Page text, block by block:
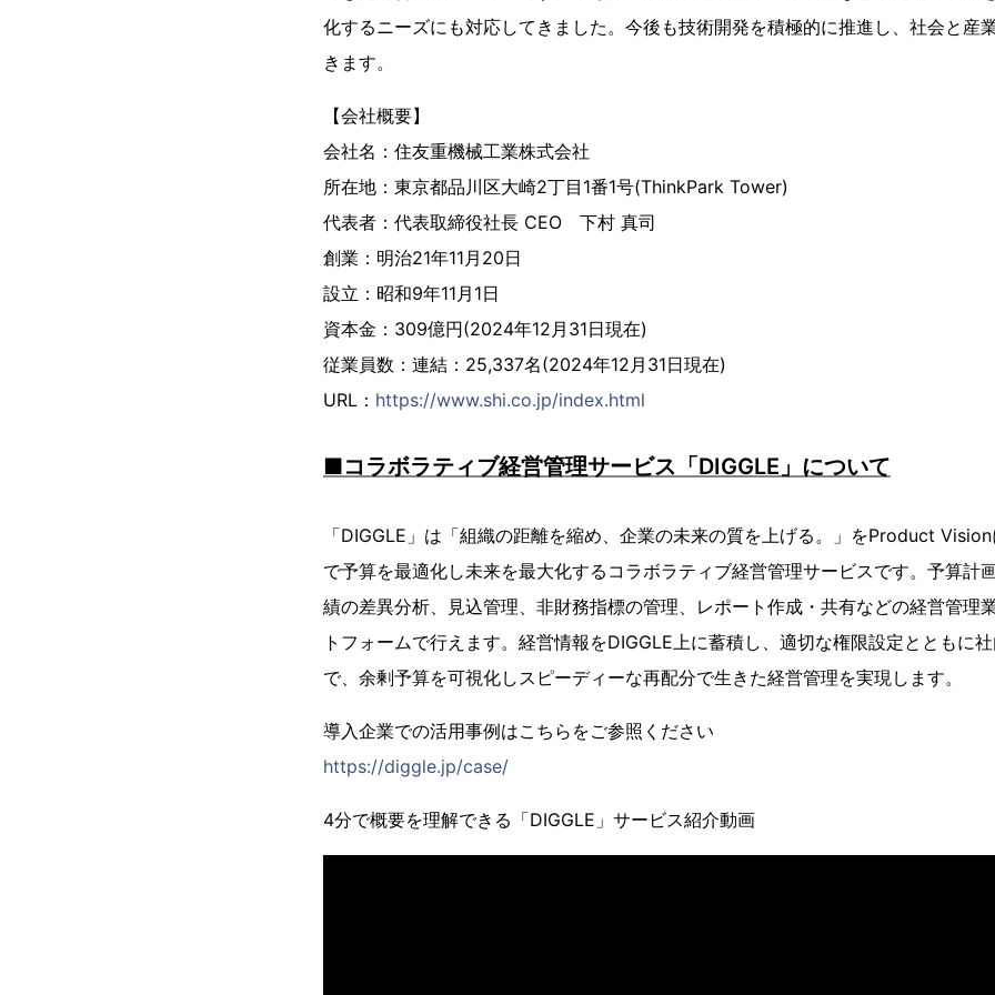
化するニーズにも対応してきました。今後も技術開発を積極的に推進し、社会と産
きます。
【会社概要】
会社名：住友重機械工業株式会社
所在地：東京都品川区大崎2丁目1番1号(ThinkPark Tower)
代表者：代表取締役社長 CEO 下村 真司
創業：明治21年11月20日
設立：昭和9年11月1日
資本金：309億円(2024年12月31日現在)
従業員数：連結：25,337名(2024年12月31日現在)
URL： https://www.shi.co.jp/index.html
■コラボラティブ経営管理サービス「DIGGLE」について
「DIGGLE」は「組織の距離を縮め、企業の未来の質を上げる。」をProduct
で予算を最適化し未来を最大化するコラボラティブ経営管理サービスです。予算計
績の差異分析、見込管理、非財務指標の管理、レポート作成・共有などの経営管理
トフォームで行えます。経営情報をDIGGLE上に蓄積し、適切な権限設定とともに
で、余剰予算を可視化しスピーディーな再配分で生きた経営管理を実現します。
導入企業での活用事例はこちらをご参照ください
https://diggle.jp/case/
4分で概要を理解できる「DIGGLE」サービス紹介動画